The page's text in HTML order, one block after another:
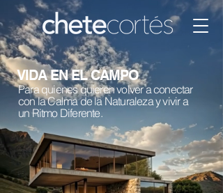
VIDA EN EL CAMPO
Para quienes quieren volver a conectar
con la Calma de la Naturaleza y vivir a
un Ritmo Diferente.